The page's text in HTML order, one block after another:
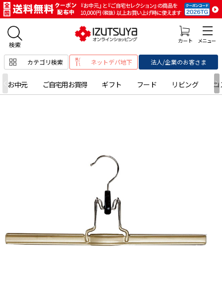
カテゴリ検索 ネットデパ地下 法人/企業のお客さま
お中元 ご自宅用お買得 ギフト フード リビング コ